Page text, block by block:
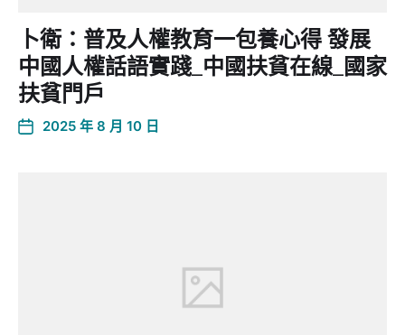
卜衛：普及人權教育一包養心得 發展
中國人權話語實踐_中國扶貧在線_國家
扶貧門戶
2025 年 8 月 10 日